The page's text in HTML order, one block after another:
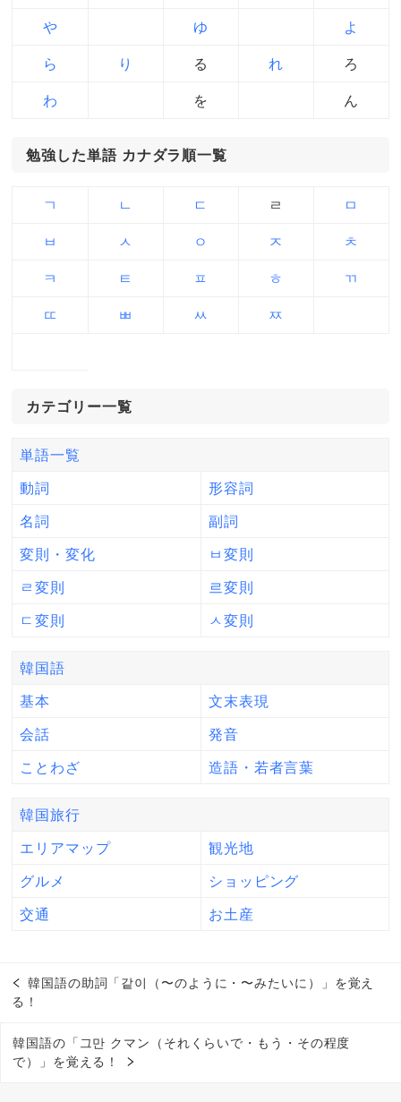
や ゆ よ
ら り る れ ろ
わ を ん
勉強した単語 カナダラ順一覧
ㄱ ㄴ ㄷ ㄹ ㅁ
ㅂ ㅅ ㅇ ㅈ ㅊ
ㅋ ㅌ ㅍ ㅎ ㄲ
ㄸ ㅃ ㅆ ㅉ
カテゴリー一覧
単語一覧
動詞 形容詞
名詞 副詞
変則・変化 ㅂ変則
ㄹ変則 르変則
ㄷ変則 ㅅ変則
韓国語
基本 文末表現
会話 発音
ことわざ 造語・若者言葉
韓国旅行
エリアマップ 観光地
グルメ ショッピング
交通 お土産
韓国語の助詞「같이（〜のように・〜みたいに）」を覚え
る！
韓国語の「그만 クマン（それくらいで・もう・その程度
で）」を覚える！